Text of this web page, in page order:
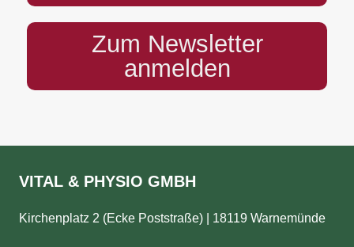
Zum Newsletter
anmelden
VITAL & PHYSIO GMBH
Kirchenplatz 2 (Ecke Poststraße) | 18119 Warnemünde